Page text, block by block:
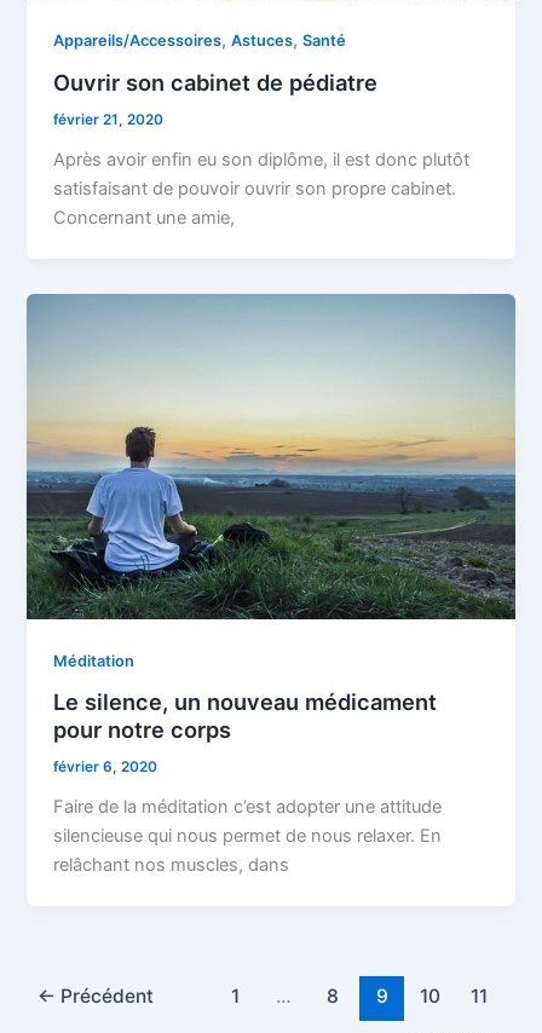
Appareils/Accessoires,Astuces,Santé
Ouvrir son cabinet de pédiatre
février 21, 2020
Après avoir enfin eu son diplôme, il est donc plutôt
satisfaisant de pouvoir ouvrir son propre cabinet.
Concernant une amie,
Méditation
Le silence, un nouveau médicament
pour notre corps
février 6, 2020
Faire de la méditation c’est adopter une attitude
silencieuse qui nous permet de nous relaxer. En
relâchant nos muscles, dans
← Précédent 1 … 8 9 10
11